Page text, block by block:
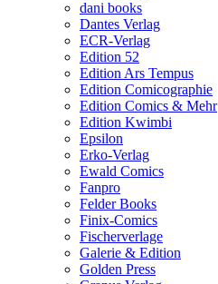
dani books
Dantes Verlag
ECR-Verlag
Edition 52
Edition Ars Tempus
Edition Comicographie
Edition Comics & Mehr
Edition Kwimbi
Epsilon
Erko-Verlag
Ewald Comics
Fanpro
Felder Books
Finix-Comics
Fischerverlage
Galerie & Edition
Golden Press